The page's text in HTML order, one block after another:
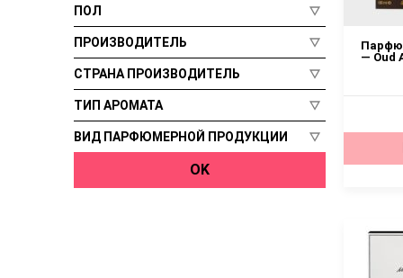
ПОЛ
ПРОИЗВОДИТЕЛЬ
Zarkoperfume
СТРАНА ПРОИЗВОДИТЕЛЬ
Al-Rehab
Zarkoperfume
ТИП АРОМАТА
Сладкие
Фруктовые
Цветочно-фруктовые
Цитрусовые
ВИД ПАРФЮМЕРНОЙ ПРОДУКЦИИ
Духи
Парфюмерня вода
Парфюмированная вода
OK
— Oud